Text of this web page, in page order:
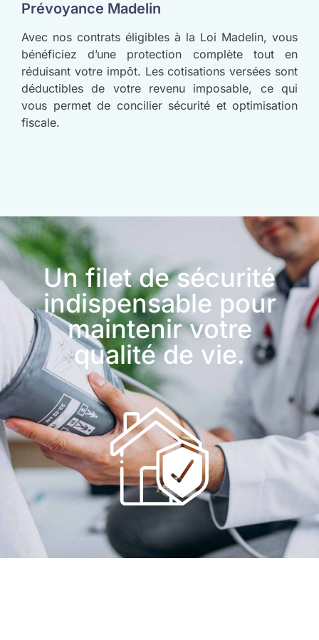
Prévoyance Madelin
Avec nos contrats éligibles à la Loi Madelin, vous
bénéficiez d’une protection complète tout en
réduisant votre impôt. Les cotisations versées sont
déductibles de votre revenu imposable, ce qui
vous permet de concilier sécurité et optimisation
fiscale.
Un filet de sécurité
indispensable pour
maintenir votre
qualité de vie.